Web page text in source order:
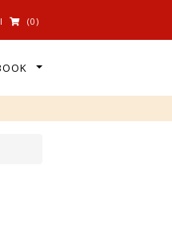
(0)